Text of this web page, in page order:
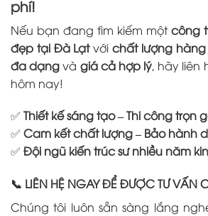
phí!
Nếu bạn đang tìm kiếm mộtcông
đẹp tại Đà Lạtvớichất lượng
đa dạngvà giá cả hợp lý, hãy liên
hôm nay!
✅ Thiết kế sáng tạo – Thi công trọn
✅ Cam kết chất lượng – Bảo hành
✅ Đội ngũ kiến trúc sư nhiều năm
📞 LIÊN HỆ NGAY ĐỂ ĐƯỢC TƯ VẤN
Chúng tôi luôn sẵn sàng lắng